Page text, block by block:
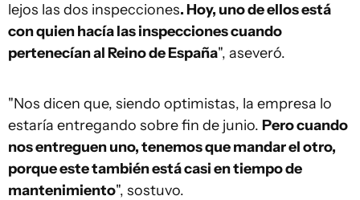
lejos las dos inspecciones. Hoy, uno de ellos está
con quien hacía las inspecciones cuando
pertenecían al Reino de España", aseveró.
"Nos dicen que, siendo optimistas, la empresa lo
estaría entregando sobre fin de junio. Pero cuando
nos entreguen uno, tenemos que mandar el otro,
porque este también está casi en tiempo de
mantenimiento", sostuvo.